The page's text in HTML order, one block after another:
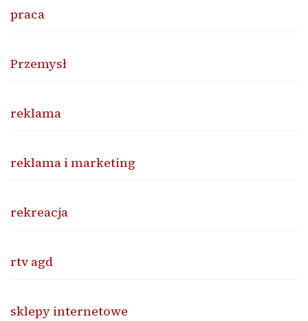
praca
Przemysł
reklama
reklama i marketing
rekreacja
rtv agd
sklepy internetowe